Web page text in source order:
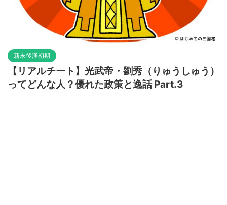
新末後漢初期
【リアルチート】光武帝・劉秀（りゅうしゅう）
ってどんな人？優れた政策と逸話 Part.3